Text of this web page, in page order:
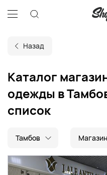
Назад
Каталог
одежды в
список
Тамбов